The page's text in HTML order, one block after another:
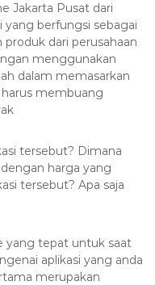
Jakarta Pusat dari
yang berfungsi sebagai
produk dari perusahaan
menggunakan
dalam memasarkan
membuang
tersebut? Dimana
harga yang
tersebut? Apa saja
yang tepat untuk saat
aplikasi yang anda
merupakan